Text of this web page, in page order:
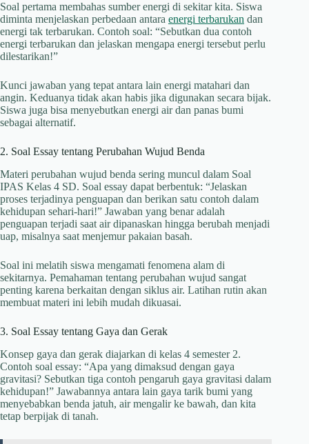
Soal pertama membahas sumber energi di sekitar kita. Siswa
diminta menjelaskan perbedaan antara energi terbarukan dan
energi tak terbarukan. Contoh soal: “Sebutkan dua contoh
energi terbarukan dan jelaskan mengapa energi tersebut perlu
dilestarikan!”
Kunci jawaban yang tepat antara lain energi matahari dan
angin. Keduanya tidak akan habis jika digunakan secara bijak.
Siswa juga bisa menyebutkan energi air dan panas bumi
sebagai alternatif.
2. Soal Essay tentang Perubahan Wujud Benda
Materi perubahan wujud benda sering muncul dalam Soal
IPAS Kelas 4 SD. Soal essay dapat berbentuk: “Jelaskan
proses terjadinya penguapan dan berikan satu contoh dalam
kehidupan sehari-hari!” Jawaban yang benar adalah
penguapan terjadi saat air dipanaskan hingga berubah menjadi
uap, misalnya saat menjemur pakaian basah.
Soal ini melatih siswa mengamati fenomena alam di
sekitarnya. Pemahaman tentang perubahan wujud sangat
penting karena berkaitan dengan siklus air. Latihan rutin akan
membuat materi ini lebih mudah dikuasai.
3. Soal Essay tentang Gaya dan Gerak
Konsep gaya dan gerak diajarkan di kelas 4 semester 2.
Contoh soal essay: “Apa yang dimaksud dengan gaya
gravitasi? Sebutkan tiga contoh pengaruh gaya gravitasi dalam
kehidupan!” Jawabannya antara lain gaya tarik bumi yang
menyebabkan benda jatuh, air mengalir ke bawah, dan kita
tetap berpijak di tanah.